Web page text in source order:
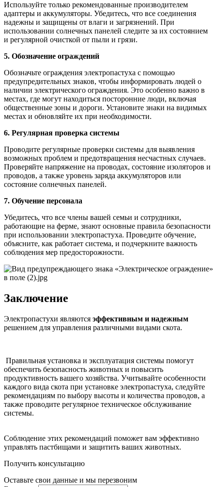
Используйте только рекомендованные производителем
адаптеры и аккумуляторы. Убедитесь, что все соединения
надежны и защищены от влаги и загрязнений. При
использовании солнечных панелей следите за их состоянием
и регулярной очисткой от пыли и грязи.
5. Обозначение ограждений
Обозначьте ограждения электропастуха с помощью
предупредительных знаков, чтобы информировать людей о
наличии электрического ограждения. Это особенно важно в
местах, где могут находиться посторонние люди, включая
общественные зоны и дороги. Установите знаки на видимых
местах и обновляйте их при необходимости.
6. Регулярная проверка системы
Проводите регулярные проверки системы для выявления
возможных проблем и предотвращения несчастных случаев.
Проверяйте напряжение на проводах, состояние изоляторов и
проводов, а также уровень заряда аккумуляторов или
состояние солнечных панелей.
7. Обучение персонала
Убедитесь, что все члены вашей семьи и сотрудники,
работающие на ферме, знают основные правила безопасности
при использовании электропастуха. Проведите обучение,
объясните, как работает система, и подчеркните важность
соблюдения мер предосторожности.
Заключение
Электропастухи являются эффективным и надежным
решением для управления различными видами скота.
Правильная установка и эксплуатация системы помогут
обеспечить безопасность животных и повысить
продуктивность вашего хозяйства. Учитывайте особенности
каждого вида скота при установке электропастуха, следуйте
рекомендациям по выбору высоты и количества проводов, а
также проводите регулярное техническое обслуживание
системы.
Соблюдение этих рекомендаций поможет вам эффективно
управлять пастбищами и защитить ваших животных.
Получить консультацию
Оставьте свои данные и мы перезвоним